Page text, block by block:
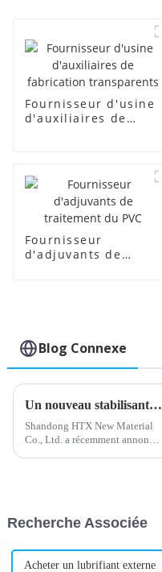
Fournisseur d'usine
d'auxiliaires de
Fournisseur
d'adjuvants de
Blog Connexe
Un nouveau stabilisant calcium-zinc dévoilé pour une meilleure stabilité du produit
Shandong HTX New Material
Co., Ltd. a récemment annoncé
fourniture de...
Recherche Associée
Acheter un lubrifiant externe